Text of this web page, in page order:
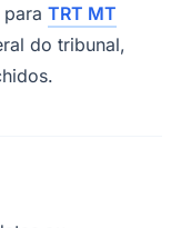
TRT MT
do tribunal,